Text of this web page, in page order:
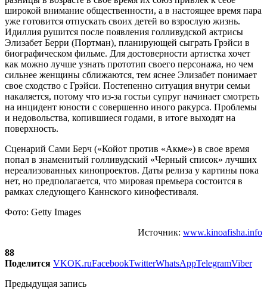
широкой внимание общественности, а в настоящее время пара
уже готовится отпускать своих детей во взрослую жизнь.
Идиллия рушится после появления голливудской актрисы
Элизабет Берри (Портман), планирующей сыграть Грэйси в
биографическом фильме. Для достоверности артистка хочет
как можно лучше узнать прототип своего персонажа, но чем
сильнее женщины сближаются, тем яснее Элизабет понимает
свое сходство с Грэйси. Постепенно ситуация внутри семьи
накаляется, потому что из-за гостьи супруг начинает смотреть
на инцидент юности с совершенно иного ракурса. Проблемы
и недовольства, копившиеся годами, в итоге выходят на
поверхность.
Сценарий Сами Берч («Койот против «Акме») в свое время
попал в знаменитый голливудский «Черный список» лучших
нереализованных кинопроектов. Даты релиза у картины пока
нет, но предполагается, что мировая премьера состоится в
рамках следующего Каннского кинофестиваля.
Фото: Getty Images
Источник: www.kinoafisha.info
88
Поделится VKOK.ruFacebookTwitterWhatsAppTelegramViber
Предыдущая запись